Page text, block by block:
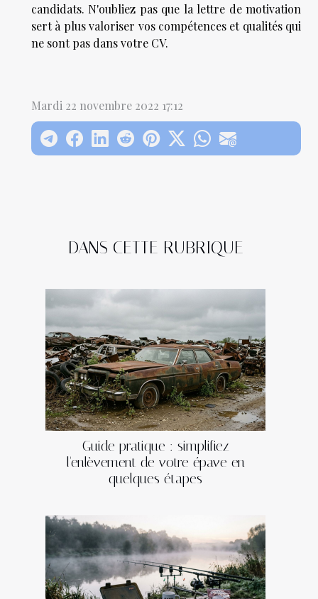
DANS CETTE RUBRIQUE
Guide pratique : simplifiez
l'enlèvement de votre épave en
quelques étapes
candidats. N'oubliez pas que la lettre de motivation
sert à plus valoriser vos compétences et qualités qui
ne sont pas dans votre CV.
Mardi 22 novembre 2022 17:12